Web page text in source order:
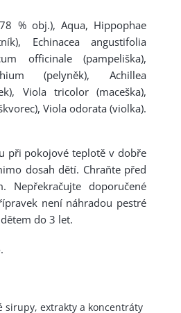
% obj.), Aqua, Hippophae
Echinacea angustifolia
officinale (pampeliška),
(pelyněk), Achillea
Viola tricolor (maceška),
Viola odorata (violka).
při pokojové teplotě v dobře
dosah dětí. Chraňte před
Nepřekračujte doporučené
není náhradou pestré
do 3 let.
sirupy, extrakty a koncentráty